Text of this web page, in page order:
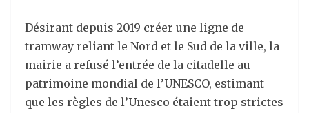
Désirant depuis 2019 créer une ligne de
tramway reliant le Nord et le Sud de la ville, la
mairie a refusé l’entrée de la citadelle au
patrimoine mondial de l’UNESCO, estimant
que les règles de l’Unesco étaient trop strictes